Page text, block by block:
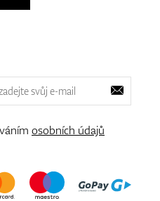
osobních údajů